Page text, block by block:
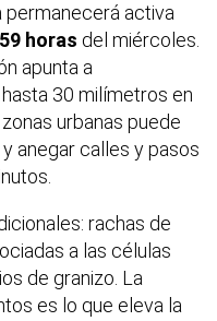
permanecerá activa
horas del miércoles.
apunta a
30 milímetros en
urbanas puede
anegar calles y pasos
rachas de
a las células
de granizo. La
es lo que eleva la